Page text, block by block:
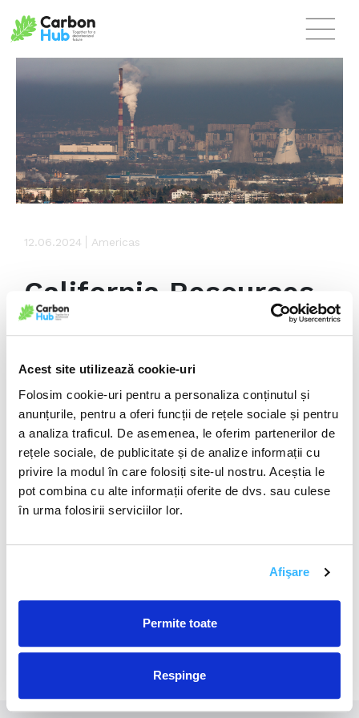
Acest site utilizează cookie-uri
Folosim cookie-uri pentru a personaliza conținutul și
anunțurile, pentru a oferi funcții de rețele sociale și pentru
a analiza traficul. De asemenea, le oferim partenerilor de
rețele sociale, de publicitate și de analize informații cu
privire la modul în care folosiți site-ul nostru. Aceștia le
pot combina cu alte informații oferite de dvs. sau culese
în urma folosirii serviciilor lor.
Afişare
Permite toate
Respinge
12.06.2024 Americas
California Resources
Corporation Secures
Permits for CO2
Storage in Deep Wells
Late last year, California Resources Corporation
(CRC), one of the state’s largest oil and gas
producers, secured draft permits from the US
Environmental Protection Agency to develop a
new type of well in the oil field, which it asserts
would provide just that. If the company gets final
approval from regulators, it intends to drill a
sedimentary formation roughly 6,000 feet below
metric tons of carbon dioxide to store it away